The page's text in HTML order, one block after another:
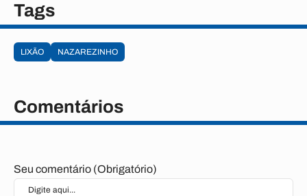
Tags
LIXÃO NAZAREZINHO
Comentários
Seu comentário (Obrigatório)